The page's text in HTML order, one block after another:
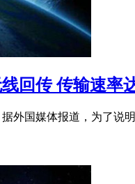
回传 传输速率
外国媒体报道，为了